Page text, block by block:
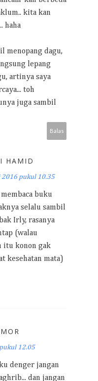
kita kan
haha
menopang dagu,
lepang
artinya saya
toh
juga sambil
Balas
HAMID
2016 pukul 10.35
buku
selalu sambil
Irly, rasanya
(walau
itu konon gak
kesehatan mata)
12.05
denger jangan
dan jangan